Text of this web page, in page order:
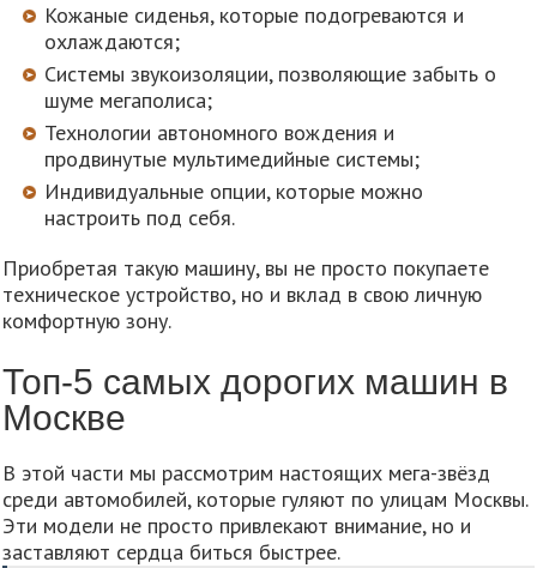
Кожаные сиденья, которые подогреваются и
охлаждаются;
Системы звукоизоляции, позволяющие забыть о
шуме мегаполиса;
Технологии автономного вождения и
продвинутые мультимедийные системы;
Индивидуальные опции, которые можно
настроить под себя.
Приобретая такую машину, вы не просто покупаете
техническое устройство, но и вклад в свою личную
комфортную зону.
Топ-5 самых дорогих машин в
Москве
В этой части мы рассмотрим настоящих мега-звёзд
среди автомобилей, которые гуляют по улицам Москвы.
Эти модели не просто привлекают внимание, но и
заставляют сердца биться быстрее.